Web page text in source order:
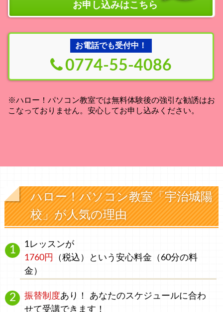
お申し込みはこちら
お電話でも受付中！
0774-55-4086
※ハロー！パソコン教室では無料体験後の強引な勧誘はお
こなっておりません。安心してお申し込みください。
ハロー！パソコン教室「宇治城陽
校」が人気の理由
1レッスンが
1760円
（税込） という安心料金 （60分の料
金）
振替制度あり！ あなたのスケジュールに合わ
せて受講できます！